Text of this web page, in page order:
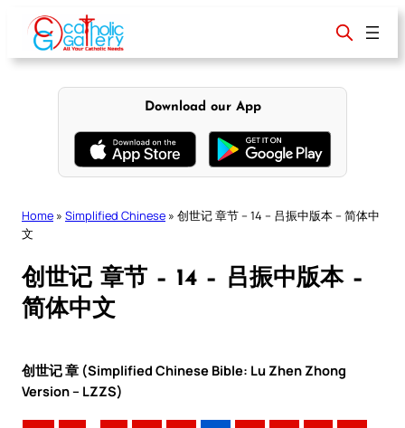
content
Download our App
Home » Simplified Chinese » 创世记 章节 – 14 – 吕振中版本 – 简体中
文
创世记 章节 – 14 – 吕振中版本 –
简体中文
创世记 章 (Simplified Chinese Bible: Lu Zhen Zhong
Version – LZZS)